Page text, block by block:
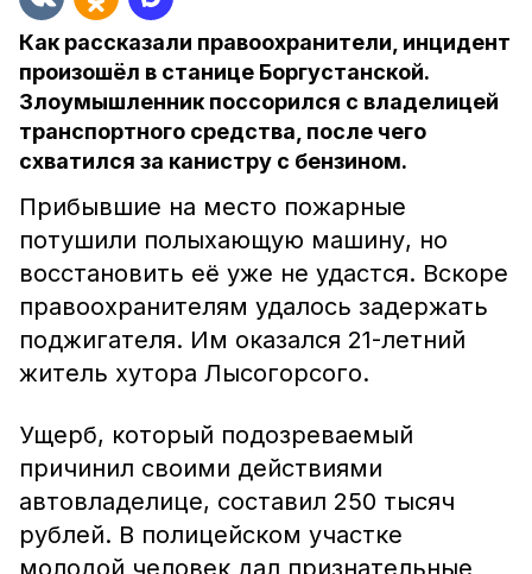
Как рассказали правоохранители, инцидент
произошёл в станице Боргустанской.
Злоумышленник поссорился с владелицей
транспортного средства, после чего
схватился за канистру с бензином.
Прибывшие на место пожарные
потушили полыхающую машину, но
восстановить её уже не удастся. Вскоре
правоохранителям удалось задержать
поджигателя. Им оказался 21-летний
житель хутора Лысогорсого.
Ущерб, который подозреваемый
причинил своими действиями
автовладелице, составил 250 тысяч
рублей. В полицейском участке
молодой человек дал признательные